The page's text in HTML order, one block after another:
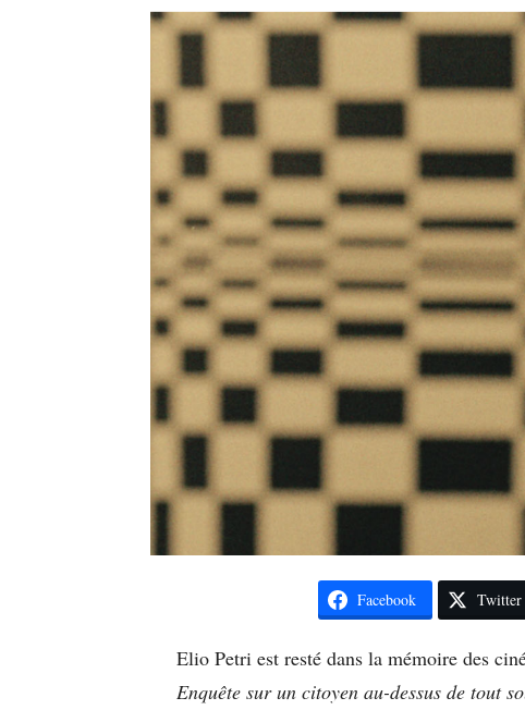
Facebook Twitter
Elio Petri est resté dans la mémoire des
Enquête sur un citoyen au-dessus de tout